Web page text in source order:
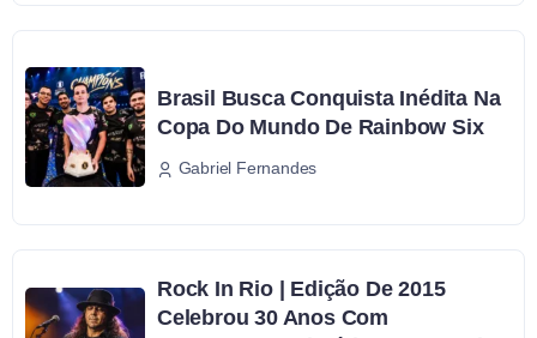
Brasil Busca Conquista Inédita Na
Copa Do Mundo De Rainbow Six
Gabriel Fernandes
Rock In Rio | Edição De 2015
Celebrou 30 Anos Com